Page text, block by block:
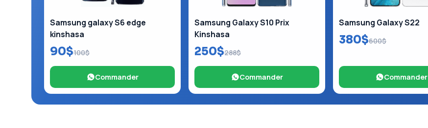
Samsung galaxy S6 edge
kinshasa
90$100$
Commander
Samsung Galaxy S10 Prix
Kinshasa
250$288$
Commander
Samsung Galaxy S22
380$600$
Commander